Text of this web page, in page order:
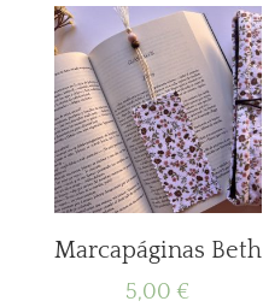
Marcapáginas Beth
5,00 €